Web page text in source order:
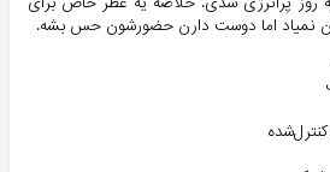
نمیاد اما دوست دارن حضورشون حس بشه.